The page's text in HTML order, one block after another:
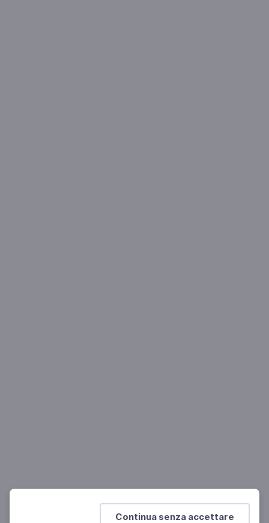
Continua senza accettare
per la Pinacoteca di Brera